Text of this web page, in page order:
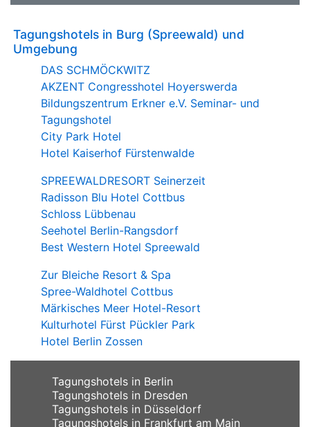
Tagungshotels in Burg (Spreewald) und
Umgebung
DAS SCHMÖCKWITZ
AKZENT Congresshotel Hoyerswerda
Bildungszentrum Erkner e.V. Seminar- und
Tagungshotel
City Park Hotel
Hotel Kaiserhof Fürstenwalde
SPREEWALDRESORT Seinerzeit
Radisson Blu Hotel Cottbus
Schloss Lübbenau
Seehotel Berlin-Rangsdorf
Best Western Hotel Spreewald
Zur Bleiche Resort & Spa
Spree-Waldhotel Cottbus
Märkisches Meer Hotel-Resort
Kulturhotel Fürst Pückler Park
Hotel Berlin Zossen
Tagungshotels in Berlin
Tagungshotels in Dresden
Tagungshotels in Düsseldorf
Tagungshotels in Frankfurt am Main